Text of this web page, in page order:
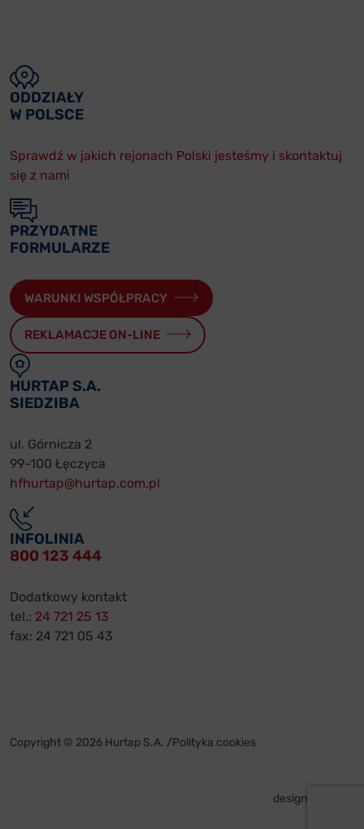
ODDZIAŁY
W POLSCE
Sprawdź w jakich rejonach Polski jesteśmy i skontaktuj
się z nami
PRZYDATNE
FORMULARZE
WARUNKI WSPÓŁPRACY
REKLAMACJE ON-LINE
HURTAP S.A.
SIEDZIBA
ul. Górnicza 2
99-100 Łęczyca
hfhurtap@hurtap.com.pl
INFOLINIA
800 123 444
Dodatkowy kontakt
tel.: 24 721 25 13
fax: 24 721 05 43
Copyright © 2026 Hurtap S.A. /Polityka cookies
design by